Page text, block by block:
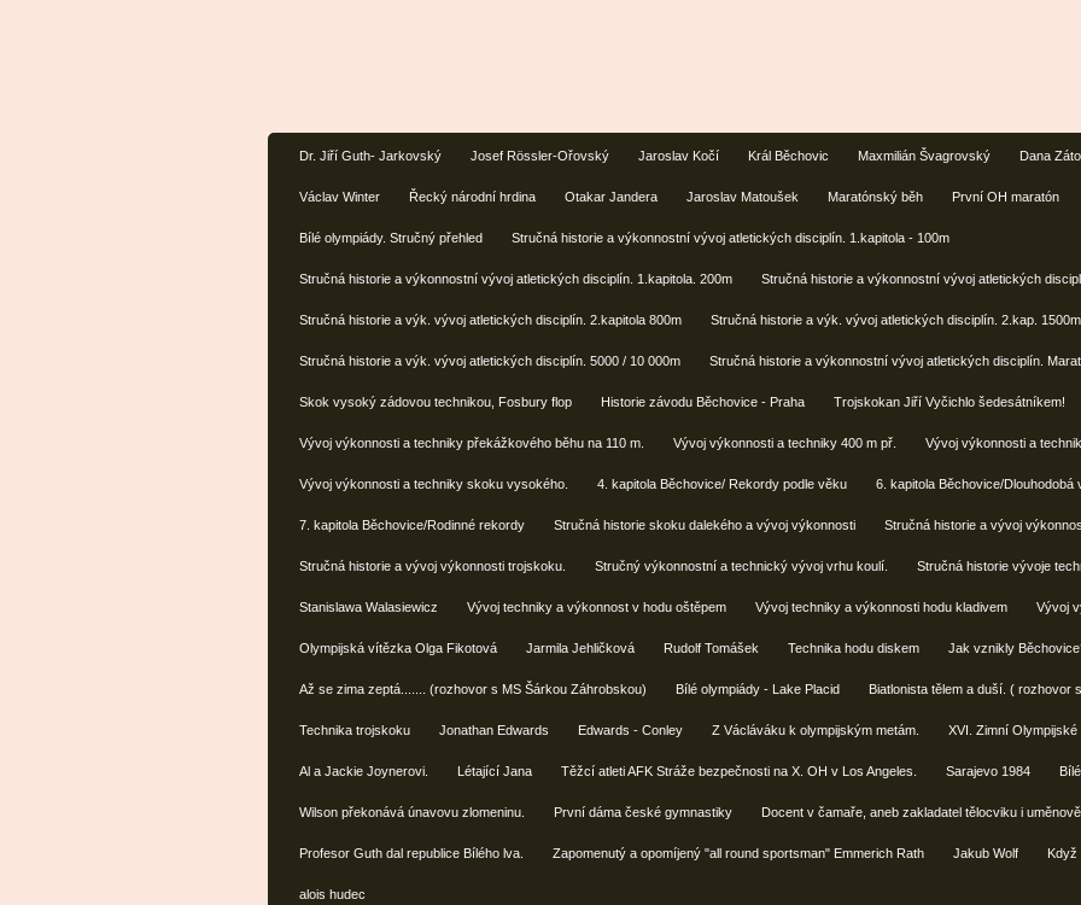
Dr. Jiří Guth- Jarkovský Josef Rössler-Ořovský Jaroslav Kočí Král Běchovic Maxmilián Švagrovský Dana
Václav Winter Řecký národní hrdina Otakar Jandera Jaroslav Matoušek Maratónský běh První OH maratón
Bílé olympiády. Stručný přehled Stručná historie a výkonnostní vývoj atletických disciplín. 1.kapitola - 100m
Stručná historie a výkonnostní vývoj atletických disciplín. 1.kapitola. 200m Stručná historie a výkonnostní vývoj atletických
Stručná historie a výk. vývoj atletických disciplín. 2.kapitola 800m Stručná historie a výk. vývoj atletických disciplín. 2.kap. 1500m
Stručná historie a výk. vývoj atletických disciplín. 5000 / 10 000m Stručná historie a výkonnostní vývoj atletických disciplín.
Skok vysoký zádovou technikou, Fosbury flop Historie závodu Běchovice - Praha Trojskokan Jiří Vyčichlo šedesátníkem!
Vývoj výkonnosti a techniky překážkového běhu na 110 m. Vývoj výkonnosti a techniky 400 m př. Vývoj výkonnosti a
Vývoj výkonnosti a techniky skoku vysokého. 4. kapitola Běchovice/ Rekordy podle věku 6. kapitola Běchovice/
7. kapitola Běchovice/Rodinné rekordy Stručná historie skoku dalekého a vývoj výkonnosti Stručná historie a vývoj
Stručná historie a vývoj výkonnosti trojskoku. Stručný výkonnostní a technický vývoj vrhu koulí. Stručná historie vývoje
Stanislawa Walasiewicz Vývoj techniky a výkonnost v hodu oštěpem Vývoj techniky a výkonnosti hodu kladivem Vývoj
Olympijská vítězka Olga Fikotová Jarmila Jehličková Rudolf Tomášek Technika hodu diskem Jak vznikly
Až se zima zeptá....... (rozhovor s MS Šárkou Záhrobskou) Bílé olympiády - Lake Placid Biatlonista tělem a duší. ( rozhovor
Technika trojskoku Jonathan Edwards Edwards - Conley Z Václáváku k olympijským metám. XVI. Zimní
Al a Jackie Joynerovi. Létající Jana Těžcí atleti AFK Stráže bezpečnosti na X. OH v Los Angeles. Sarajevo 1984
Wilson překonává únavovu zlomeninu. První dáma české gymnastiky Docent v čamaře, aneb zakladatel tělocviku i
Profesor Guth dal republice Bílého lva. Zapomenutý a opomíjený "all round sportsman" Emmerich Rath Jakub Wolf Když
alois hudec